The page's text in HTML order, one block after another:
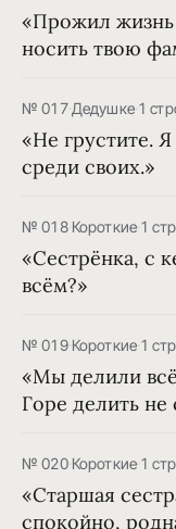
«Прожил жизнь
носить твою
№ 017·Дедушке·1
«Не грустите.
среди своих.»
№ 018·Короткие·1
«Сестрёнка, с
всём?»
№ 019·Короткие·1
«Мы делили
Горе делить не
№ 020·Короткие·1
«Старшая
спокойно,